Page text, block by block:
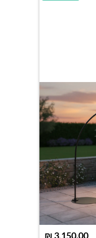
₪ 3,150.00